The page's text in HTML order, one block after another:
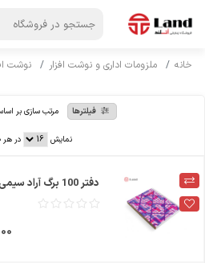
خانه ملزومات اداری و نوشت افزار نوشت
فیلترها مرتب سازی بر
نمایش در
دفتر 100 برگ آراد سیمی جلد سخت